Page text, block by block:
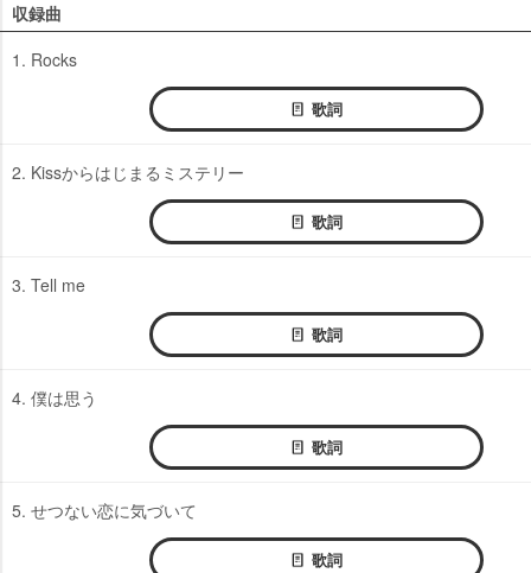
収録曲
1. Rocks
歌詞
2. Kissからはじまるミステリー
歌詞
3. Tell me
歌詞
4. 僕は思う
歌詞
5. せつない恋に気づいて
歌詞